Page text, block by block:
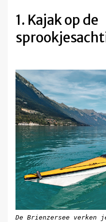
1. Kajak op de
De Brienzersee verken